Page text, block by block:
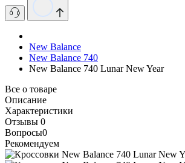
New Balance
New Balance 740
New Balance 740 Lunar New Year
Все о товаре
Описание
Характеристики
Отзывы 0
Вопросы0
Рекомендуем